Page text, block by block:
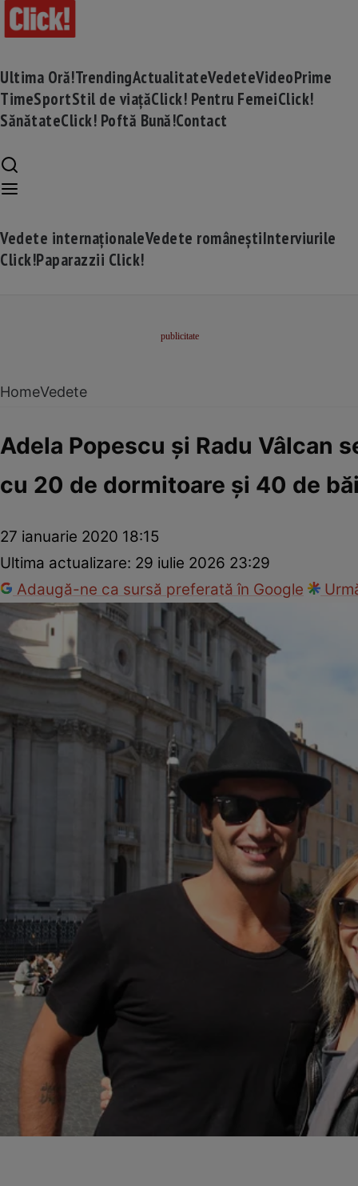
Ultima Oră!TrendingActualitateVedeteVideoPrime
TimeSportStil de viațăClick! Pentru FemeiClick!
SănătateClick! Poftă Bună!Contact
Vedete internaționaleVedete româneștiInterviurile
Click!Paparazzii Click!
HomeVedete
Adela Popescu şi Radu Vâlcan
cu 20 de dormitoare şi 40 de
27 ianuarie 2020 18:15
Ultima actualizare: 29 iulie 2026 23:29
Adaugă-ne ca sursă preferată în Google